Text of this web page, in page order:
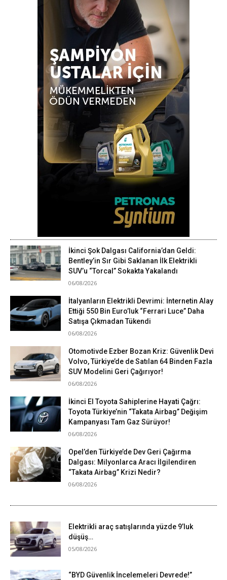
İkinci Şok Dalgası California’dan Geldi:
Bentley’in Sır Gibi Saklanan İlk Elektrikli
SUV’u “Torcal” Sokakta Yakalandı
06/08/2026
İtalyanların Elektrikli Devrimi: İnternetin Alay
Ettiği 550 Bin Euro’luk “Ferrari Luce” Daha
Satışa Çıkmadan Tükendi
06/08/2026
Otomotivde Ezber Bozan Kriz: Güvenlik Devi
Volvo, Türkiye’de de Satılan 64 Binden Fazla
SUV Modelini Geri Çağırıyor!
06/08/2026
İkinci El Toyota Sahiplerine Hayati Çağrı:
Toyota Türkiye’nin “Takata Airbag” Değişim
Kampanyası Tam Gaz Sürüyor!
06/08/2026
Opel’den Türkiye’de Dev Geri Çağırma
Dalgası: Milyonlarca Aracı İlgilendiren
“Takata Airbag” Krizi Nedir?
06/08/2026
Elektrikli araç satışlarında yüzde 9’luk
düşüş…
05/08/2026
“BYD Güvenlik İncelemeleri Devrede!”